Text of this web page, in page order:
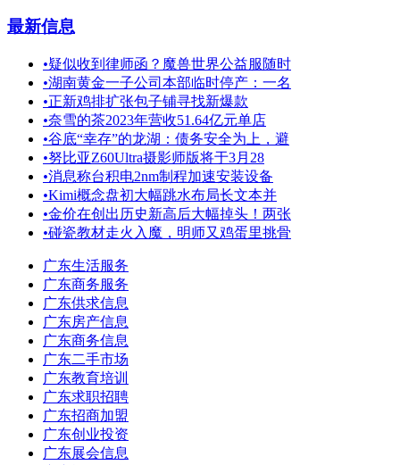
最新信息
•疑似收到律师函？魔兽世界公益服随时
•湖南黄金一子公司本部临时停产：一名
•正新鸡排扩张包子铺寻找新爆款
•奈雪的茶2023年营收51.64亿元单店
•谷底“幸存”的龙湖：债务安全为上，避
•努比亚Z60Ultra摄影师版将于3月28
•消息称台积电2nm制程加速安装设备
•Kimi概念盘初大幅跳水布局长文本并
•金价在创出历史新高后大幅掉头！两张
•碰瓷教材走火入魔，明师又鸡蛋里挑骨
广东生活服务
广东商务服务
广东供求信息
广东房产信息
广东商务信息
广东二手市场
广东教育培训
广东求职招聘
广东招商加盟
广东创业投资
广东展会信息